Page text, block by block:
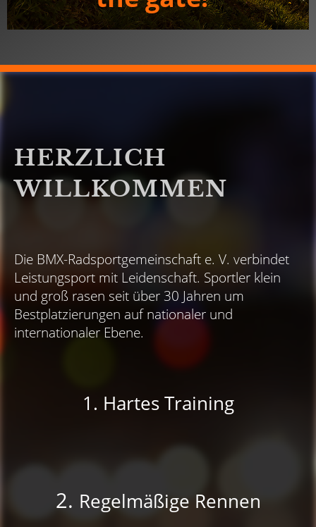
HERZLICH
WILLKOMMEN
Die BMX-Radsportgemeinschaft e. V. verbindet
Leistungsport mit Leidenschaft. Sportler klein
und groß rasen seit über 30 Jahren um
Bestplatzierungen auf nationaler und
internationaler Ebene.
1. Hartes Training
2. Regelmäßige Rennen